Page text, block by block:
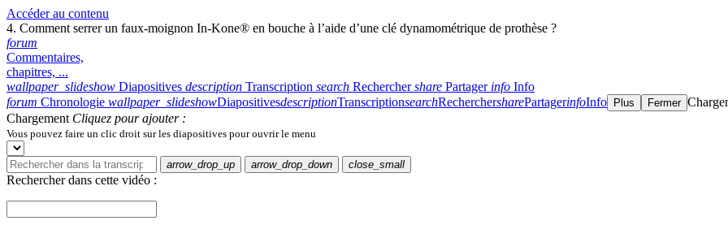
Accéder au contenu
4. Comment serrer un faux-moignon In-Kone® en bouche à l’aide d’une clé dynamométrique de prothèse ?
forum
Commentaires,
chapitres, ...
wallpaper_slideshow Diapositives description Transcription search Rechercher share Partager info Info
forum Chronologie wallpaper_slideshowDiapositivesdescriptionTranscriptionsearchRecherchersharePartagerinfoInfo Plus Fermer
Chargement Cliquez pour ajouter :
Vous pouvez faire un clic droit sur les diapositives pour ouvrir le menu
arrow_drop_up arrow_drop_down close_small
Rechercher dans cette vidéo :